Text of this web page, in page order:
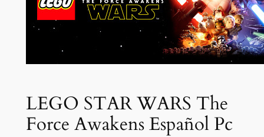
LEGO STAR WARS The
Force Awakens Español Pc